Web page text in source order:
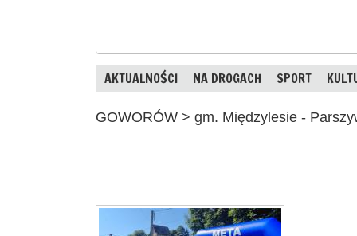
AKTUALNOŚCI NA DROGACH SPORT
GOWORÓW > gm. Międzylesie -